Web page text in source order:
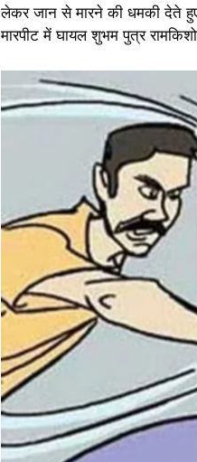
लेकर जान से मारने की धमकी देते हुए
मारपीट में घायल शुभम पुत्र